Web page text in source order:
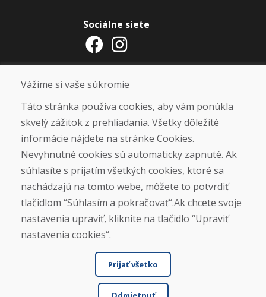
Sociálne siete
Otváracie hodiny
UKONČENÁ. ĎAKUJEME VÁM ZA
PRIAZEŇ A TEŠÍME SA NA VÁS OPÄŤ
OD 14. 9. 2026.
Nájsť na Google mape
Vážime si vaše súkromie
Táto stránka používa cookies, aby vám ponúkla
skvelý zážitok z prehliadania. Všetky dôležité
informácie nájdete na stránke Cookies.
Nevyhnutné cookies sú automaticky zapnuté. Ak
súhlasíte s prijatím všetkých cookies, ktoré sa
nachádzajú na tomto webe, môžete to potvrdiť
tlačidlom “Súhlasím a pokračovať“.Ak chcete svoje
nastavenia upraviť, kliknite na tlačidlo “Upraviť
nastavenia cookies“.
Prijať všetko